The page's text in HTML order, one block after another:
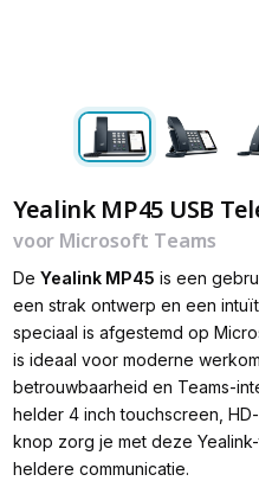
Yealink MP45 USB
voor Microsoft Teams
De Yealink MP45 is een
een strak ontwerp en een
speciaal is afgestemd op
is ideaal voor moderne
betrouwbaarheid en Teams-
helder 4 inch touchscreen,
knop zorg je met deze
heldere communicatie.